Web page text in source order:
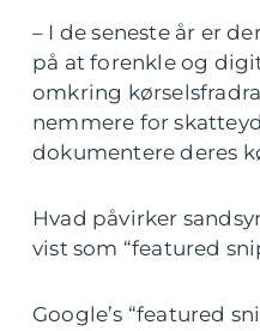
– I de seneste år er
på at forenkle og
omkring
nemmere for
dokumentere deres
Hvad påvirker
vist som “featured
Google’s “featured